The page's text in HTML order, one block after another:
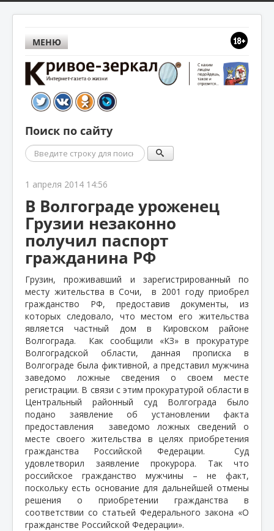
МЕНЮ
Поиск по сайту
Поиск
1 апреля 2014 14:56
В Волгограде уроженец
Грузии незаконно
получил паспорт
гражданина РФ
Грузин, проживавший и зарегистрированный по
месту жительства в Сочи,
в 2001 году приобрел
гражданство РФ, предоставив документы, из
которых следовало, что местом его жительства
является частный дом в Кировском районе
Волгограда.
Как сообщили «КЗ» в прокуратуре
Волгоградской области, данная прописка в
Волгограде была фиктивной, а представил мужчина
заведомо ложные сведения о своем месте
регистрации. В связи с этим прокуратурой области в
Центральный районный суд Волгограда было
подано заявление об установлении факта
предоставления
заведомо ложных сведений о
месте своего жительства в целях приобретения
гражданства Российской Федерации.
Суд
удовлетворил заявление прокурора. Так что
российское гражданство мужчины – не факт,
поскольку есть основание для дальнейшей отмены
решения о приобретении гражданства в
соответствии со статьей Федерального закона «О
гражданстве Российской Федерации».